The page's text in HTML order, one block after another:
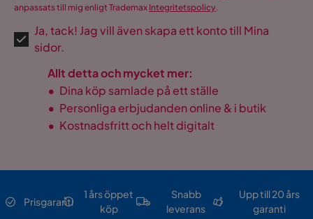
anpassats till mig enligt Trademax Integritetspolicy.
Ja, tack! Jag vill även skapa ett konto till Mina
sidor.
Allt detta och mycket mer:
• Dina köp samlade på ett ställe
• Personliga erbjudanden online & i butik
• Kostnadsfritt och helt digitalt
Prisgaranti
1 års öppet
köp
Snabb
leverans
Upp till 20 års
garanti